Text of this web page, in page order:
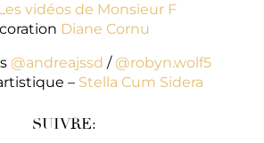
Les vidéos de Monsieur F
Diane Cornu
@andreajssd / @robyn.wolf5
– Stella Cum Sidera
SUIVRE: